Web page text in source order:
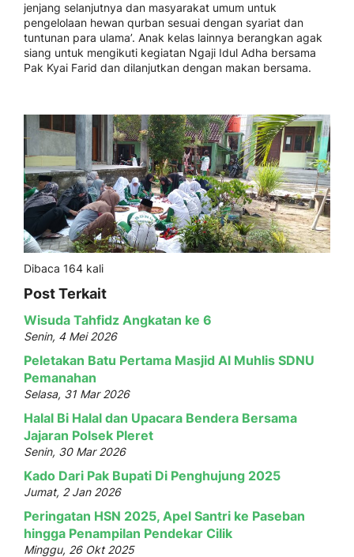
jenjang selanjutnya dan masyarakat umum untuk
pengelolaan hewan qurban sesuai dengan syariat dan
tuntunan para ulama’. Anak kelas lainnya berangkan agak
siang untuk mengikuti kegiatan Ngaji Idul Adha bersama
Pak Kyai Farid dan dilanjutkan dengan makan bersama.
Dibaca 164 kali
Post Terkait
Wisuda Tahfidz Angkatan ke 6
Senin, 4 Mei 2026
Peletakan Batu Pertama Masjid Al Muhlis SDNU
Pemanahan
Selasa, 31 Mar 2026
Halal Bi Halal dan Upacara Bendera Bersama
Jajaran Polsek Pleret
Senin, 30 Mar 2026
Kado Dari Pak Bupati Di Penghujung 2025
Jumat, 2 Jan 2026
Peringatan HSN 2025, Apel Santri ke Paseban
hingga Penampilan Pendekar Cilik
Minggu, 26 Okt 2025